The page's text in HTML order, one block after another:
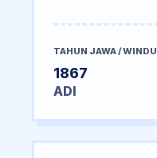
TAHUN JAWA / WINDU
1867
ADI